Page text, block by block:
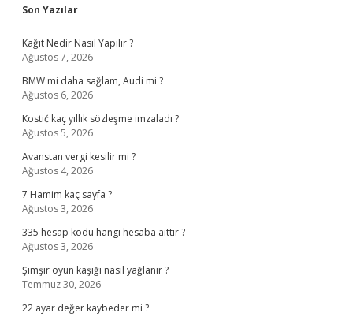
Sidebar
Son Yazılar
Kağıt Nedir Nasıl Yapılır ?
Ağustos 7, 2026
BMW mi daha sağlam, Audi mi ?
Ağustos 6, 2026
Kostić kaç yıllık sözleşme imzaladı ?
Ağustos 5, 2026
Avanstan vergi kesilir mi ?
Ağustos 4, 2026
7 Hamim kaç sayfa ?
Ağustos 3, 2026
335 hesap kodu hangi hesaba aittir ?
Ağustos 3, 2026
Şimşir oyun kaşığı nasıl yağlanır ?
Temmuz 30, 2026
22 ayar değer kaybeder mi ?